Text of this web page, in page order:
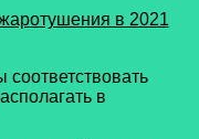
в 2021
в